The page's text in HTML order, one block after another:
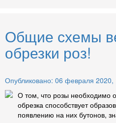
Общие схемы
обрезки роз!
Опубликовано: 06 февраля 2020,
О том, что розы необходимо
обрезка способствует
появлению на них бутонов,